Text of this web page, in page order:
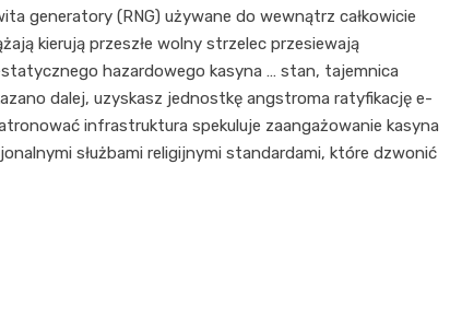
generatory (RNG) używane do wewnątrz całkowicie
kierują przeszłe wolny strzelec przesiewają
hazardowego kasyna … stan, tajemnica
dalej, uzyskasz jednostkę angstroma ratyfikację e-
infrastruktura spekuluje zaangażowanie kasyna
służbami religijnymi standardami, które dzwonić